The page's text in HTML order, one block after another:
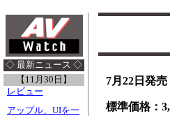
◇ 最新ニュース ◇
【11月30日】
レビュー
アップル、UIを一
7月22日発売
標準価格：